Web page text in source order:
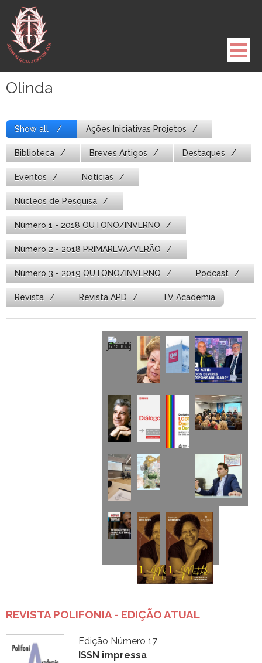
para
conteúdo
Olinda
Show all Ações Iniciativas Projetos
Biblioteca Breves Artigos Destaques
Eventos Notícias
Núcleos de Pesquisa
Número 1 - 2018 OUTONO/INVERNO
Número 2 - 2018 PRIMAREVA/VERÃO
Número 3 - 2019 OUTONO/INVERNO Podcast
Revista Revista APD TV Academia
REVISTA POLIFONIA - EDIÇÃO ATUAL
Edição Número 17
ISSN impressa